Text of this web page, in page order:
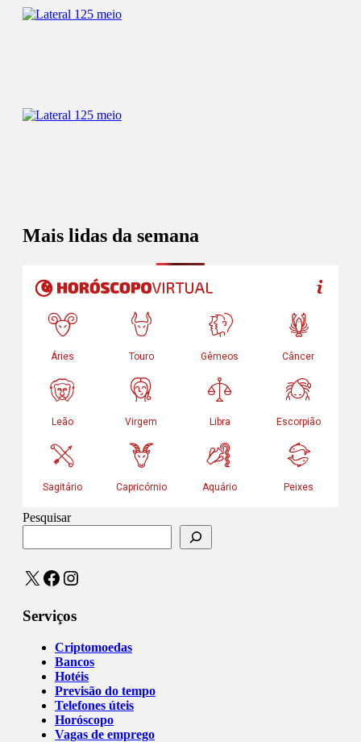
Mais lidas da semana
Pesquisar
X Facebook
Instagram
Serviços
Criptomoedas
Bancos
Hotéis
Previsão do tempo
Telefones úteis
Horóscopo
Vagas de emprego